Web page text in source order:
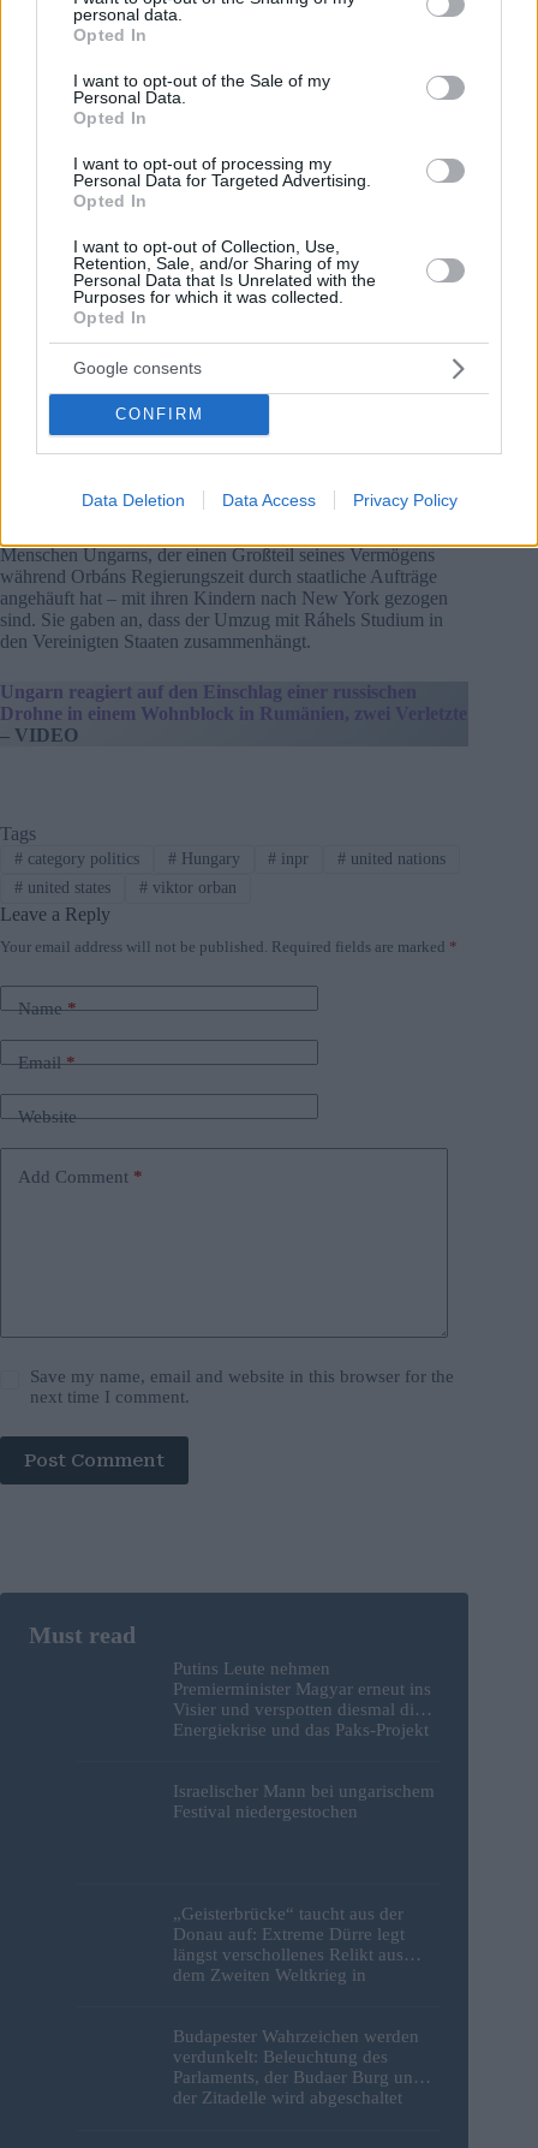
grant or deny consent to Google and its third-party tags to
use your data for below specified purposes in below Google
consent section.
personal data.
Opted In
I want to opt-out of the Sale of my
Personal Data.
Opted In
I want to opt-out of processing my
Personal Data for Targeted Advertising.
Opted In
I want to opt-out of Collection, Use,
Retention, Sale, and/or Sharing of my
Personal Data that Is Unrelated with the
Purposes for which it was collected.
Opted In
Google consents
CONFIRM
Data Deletion Data Access Privacy Policy
Fußballweltmeisterschaft zu sehen, sondern auch um über
seine mögliche neue Rolle zu verhandeln. Das könnte
Viktor
Wir haben bereits berichtet, dass seine älteste Tochter Ráhel
Menschen Ungarns, der einen Großteil seines Vermögens
während Orbáns Regierungszeit durch staatliche Aufträge
angehäuft hat – mit ihren Kindern nach New York gezogen
sind. Sie gaben an, dass der Umzug mit Ráhels Studium in
den Vereinigten Staaten zusammenhängt.
Ungarn reagiert auf den Einschlag einer russischen
Drohne in einem Wohnblock in Rumänien, zwei Verletzte
– VIDEO
Tags
#category politics #Hungary # inpr # united nations
#united states #viktor orban
Leave a Reply
Your email address will not be published. Required fields are marked *
Name*
Email*
Website
Add Comment *
Save my name, email and website in this browser for the
next time I comment.
Post Comment
Putins Leute nehmen
Premierminister Magyar erneut ins
Visier und verspotten diesmal die
Energiekrise und das Paks-Projekt
Israelischer Mann bei ungarischem
Festival niedergestochen
„Geisterbrücke“ taucht aus der
Donau auf: Extreme Dürre legt
längst verschollenes Relikt aus
dem Zweiten Weltkrieg in
Budapester Wahrzeichen werden
verdunkelt: Beleuchtung des
Parlaments, der Budaer Burg und
der Zitadelle wird abgeschaltet